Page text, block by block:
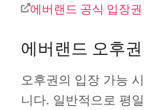
에버랜드 공식 입장권
에버랜드 오후
오후권의 입장 가능
니다. 일반적으로 평